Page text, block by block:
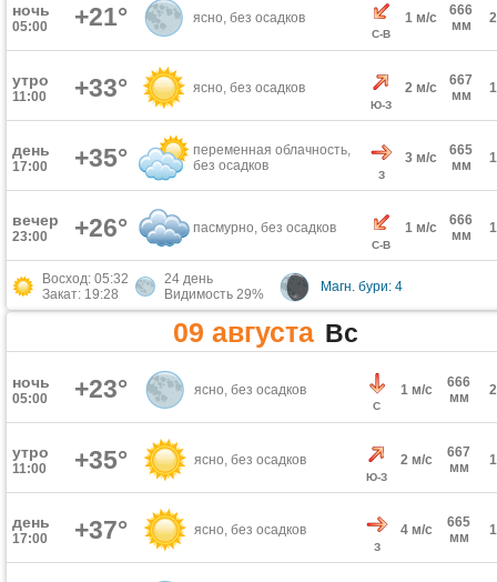
ночь
05:00 +21° ясно, без осадков
С-В
1 м/с
666
мм
утро
11:00 +33° ясно, без осадков
Ю-З
2 м/с
667
мм
день
17:00 +35°
переменная облачность,
без осадков
З
3 м/с
665
мм
вечер
23:00 +26° пасмурно, без осадков
С-В
1 м/с
666
мм
Восход: 05:32
Закат: 19:28
24 день
Видимость 29%
Магн. бури: 4
09 августа Вс
ночь
05:00 +23° ясно, без осадков
С
1 м/с
666
мм
утро
11:00 +35° ясно, без осадков
Ю-З
2 м/с
667
мм
день
17:00 +37° ясно, без осадков
З
4 м/с
665
мм